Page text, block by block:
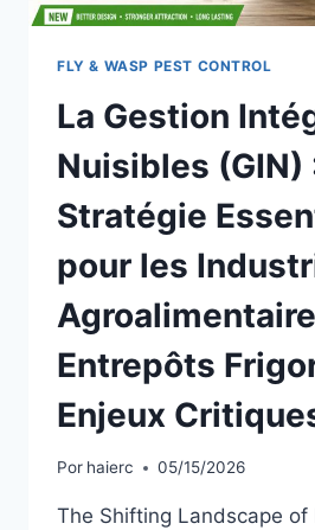
FLY & WASP PEST CONTROL
La Gestion
Nuisibles (GIN)
Stratégie
pour les
Entrepôts
Enjeux
Por haierc 05/15/2026
The Shifting Landscape of